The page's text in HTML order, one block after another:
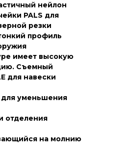
нейлон
PALS для
резки
профиль
имеет высокую
Съемный
для навески
для уменьшения
отделения
на молнию